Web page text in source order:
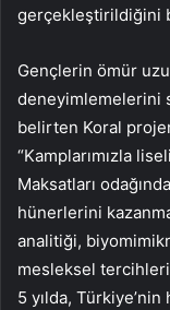
gerçekleştirildiğini
Gençlerin ömür
deneyimlemelerini
belirten Koral
“Kamplarımızla
Maksatları
hünerlerini
analitiği,
mesleksel
5 yılda,